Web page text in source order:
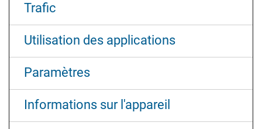
Trafic
Utilisation des applications
Paramètres
Informations sur l'appareil